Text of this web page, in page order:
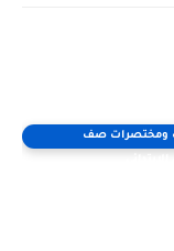
ومختصرات صف